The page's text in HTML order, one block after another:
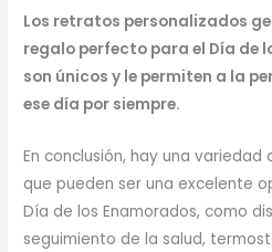
Los retratos personalizados
regalo perfecto para el Día de
son únicos y le permiten a la
ese día por siempre.
En conclusión, hay una
que pueden ser una excelente
Día de los Enamorados, como
seguimiento de la salud,